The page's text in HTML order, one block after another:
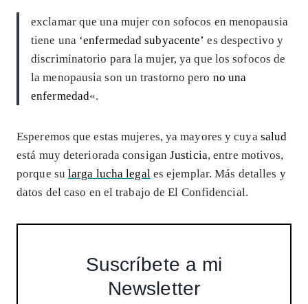
exclamar que una mujer con sofocos en menopausia
tiene una ‘enfermedad subyacente’ es despectivo y
discriminatorio para la mujer, ya que los sofocos de
la menopausia son un trastorno pero no una
enfermedad«.
Esperemos que estas mujeres, ya mayores y cuya salud
está muy deteriorada consiganJusticia, entre motivos,
porque sularga lucha legal es ejemplar. Más detalles y
datos del caso en el trabajo de El Confidencial.
Suscríbete a mi
Newsletter